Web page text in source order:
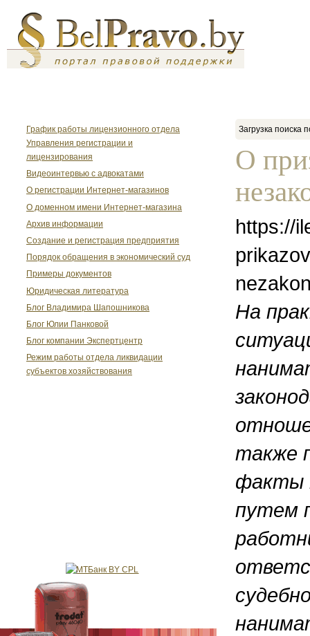
График работы лицензионного отдела
Управления регистрации и
лицензирования
Видеоинтервью с адвокатами
О регистрации Интернет-магазинов
О доменном имени Интернет-магазина
Архив информации
Создание и регистрация предприятия
Порядок обращения в экономический суд
Примеры документов
Юридическая литература
Блог Владимира Шапошникова
Блог Юлии Панковой
Блог компании Экспертцентр
Режим работы отдела ликвидации
субъектов хозяйствования
Загрузка поиска
О
https://
На
также
факты
путем